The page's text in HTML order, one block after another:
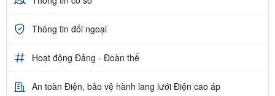
Thông tin đối ngoại
Hoạt động Đảng - Đoàn thể
An toàn Điện, bảo vệ hành lang lưới Điện cao áp